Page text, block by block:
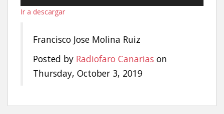
audio
Ir a descargar
Francisco Jose Molina Ruiz
Posted by Radiofaro Canarias on
Thursday, October 3, 2019